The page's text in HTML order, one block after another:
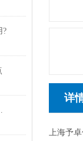
?
备事项
详
上海予